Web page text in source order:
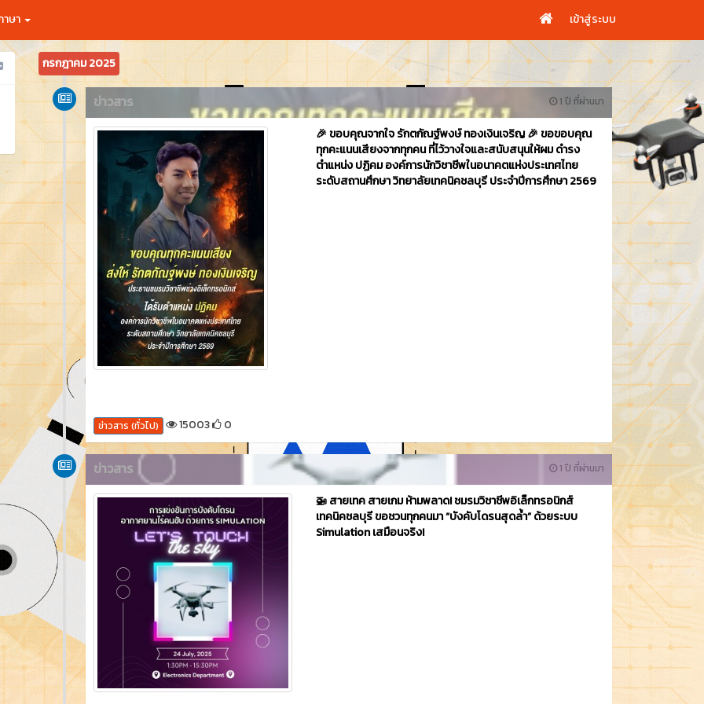
ษา เข้าสู่ระบบ
กรกฎาคม 2025
1 ปี ที่ผ่านมา
ข่าวสาร
🎉 ขอบคุณจากใจ รักตกัณฐ์พงษ์ ทองเงินเจริญ 🎉 ขอขอบคุณ
ทุกคะแนนเสียงจากทุกคน ที่ไว้วางใจและสนับสนุนให้ผม ดำรง
ตำแหน่ง ปฏิคม องค์การนักวิชาชีพในอนาคตแห่งประเทศไทย
ระดับสถานศึกษา วิทยาลัยเทคนิคชลบุรี ประจำปีการศึกษา 2569
ข่าวสาร (ทั่วไป) 15003 0
1 ปี ที่ผ่านมา
ข่าวสาร
🚁 สายเทค สายเกม ห้ามพลาด! ชมรมวิชาชีพอิเล็กทรอนิกส์
เทคนิคชลบุรี ขอชวนทุกคนมา “บังคับโดรนสุดล้ำ” ด้วยระบบ
Simulation เสมือนจริง!